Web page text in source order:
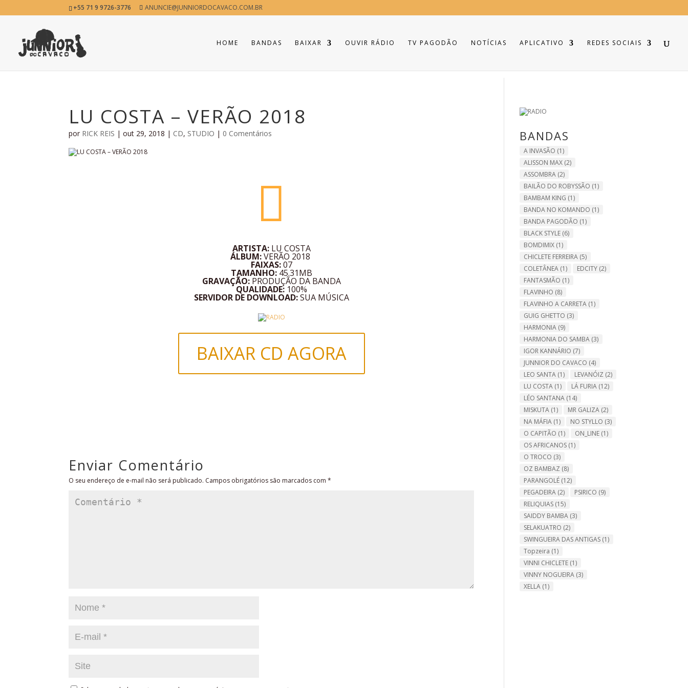
+55 71 9 9726-3776 ANUNCIE@JUNNIORDOCAVACO.COM.BR
HOME BANDAS BAIXAR OUVIR RÁDIO TV PAGODÃO NOTÍCIAS APLICATIVO REDES SOCIAIS
LU COSTA – VERÃO 2018
por RICK REIS |out 29, 2018 | CD, STUDIO | 0 Comentários

ARTISTA:LU COSTA
ÁLBUM:VERÃO 2018
FAIXAS:07
TAMANHO: 45.31MB
GRAVAÇÃO: PRODUÇÃO DA BANDA
QUALIDADE: 100%
SERVIDOR DE DOWNLOAD:SUA MÚSICA
BAIXAR CD AGORA
Enviar Comentário
O seu endereço de e-mail não será publicado. Campos obrigatórios são marcados com*
BANDAS
A INVASÃO (1)
ALISSON MAX (2)
ASSOMBRA (2)
BAILÃO DO ROBYSSÃO (1)
BAMBAM KING (1)
BANDA NO KOMANDO (1)
BANDA PAGODÃO (1)
BLACK STYLE (6)
BOMDIMIX (1)
CHICLETE FERREIRA (5)
COLETÂNEA (1) EDCITY (2)
FANTASMÃO (1)
FLAVINHO (8)
FLAVINHO A CARRETA (1)
GUIG GHETTO (3)
HARMONIA (9)
HARMONIA DO SAMBA (3)
IGOR KANNÁRIO (7)
JUNNIOR DO CAVACO (4)
LEO SANTA (1) LEVANÓIZ (2)
LU COSTA (1) LÁ FURIA (12)
LÉO SANTANA (14)
MISKUTA (1) MR GALIZA (2)
NA MÁFIA (1) NO STYLLO (3)
O CAPITÃO (1) ON_LINE (1)
OS AFRICANOS (1)
O TROCO (3)
OZ BAMBAZ (8)
PARANGOLÉ (12)
PEGADEIRA (2) PSIRICO (9)
RELIQUIAS (15)
SAIDDY BAMBA (3)
SELAKUATRO (2)
SWINGUEIRA DAS ANTIGAS (1)
Topzeira (1)
VINNI CHICLETE (1)
VINNY NOGUEIRA (3)
XELLA (1)